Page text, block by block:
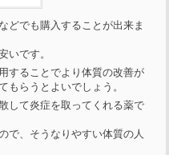
どでも購入することが出来ま
いです。
することでより体質の改善が
もらうとよいでしょう。
して炎症を取ってくれる薬で
で、そうなりやすい体質の人